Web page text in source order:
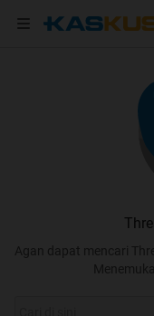
Agan dapat mencari